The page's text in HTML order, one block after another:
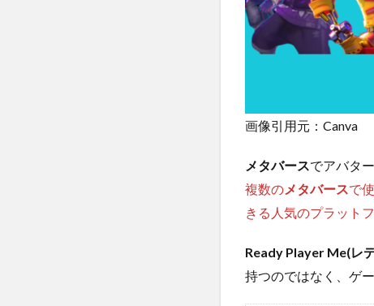
画像引用元：Canva
メタバースでアバタ
複数のメタバースで
きる人気のプラット
Ready Player Me(レ
持つのではなく、ゲ